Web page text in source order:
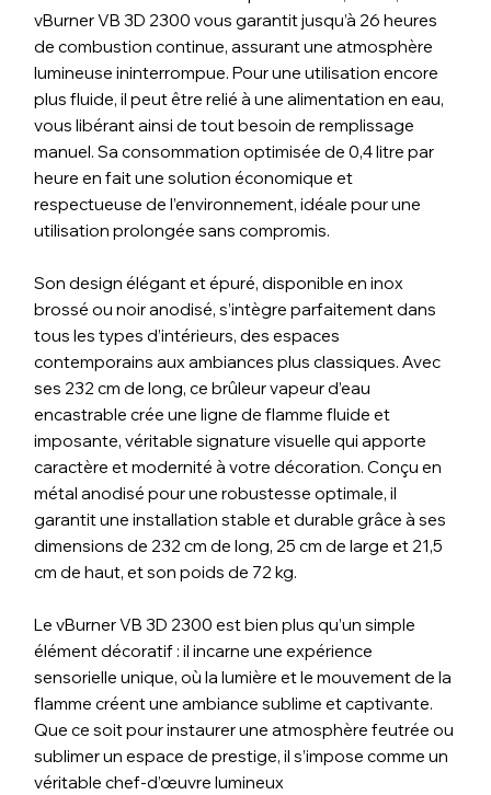
vBurner VB 3D 2300 vous garantit jusqu’à 26 heures
de combustion continue, assurant une atmosphère
lumineuse ininterrompue. Pour une utilisation encore
plus fluide, il peut être relié à une alimentation en eau,
vous libérant ainsi de tout besoin de remplissage
manuel. Sa consommation optimisée de 0,4 litre par
heure en fait une solution économique et
respectueuse de l’environnement, idéale pour une
utilisation prolongée sans compromis.
Son design élégant et épuré, disponible en inox
brossé ou noir anodisé, s’intègre parfaitement dans
tous les types d’intérieurs, des espaces
contemporains aux ambiances plus classiques. Avec
ses 232 cm de long, ce brûleur vapeur d’eau
encastrable crée une ligne de flamme fluide et
imposante, véritable signature visuelle qui apporte
caractère et modernité à votre décoration. Conçu en
métal anodisé pour une robustesse optimale, il
garantit une installation stable et durable grâce à ses
dimensions de 232 cm de long, 25 cm de large et 21,5
cm de haut, et son poids de 72 kg.
Le vBurner VB 3D 2300 est bien plus qu’un simple
élément décoratif : il incarne une expérience
sensorielle unique, où la lumière et le mouvement de la
flamme créent une ambiance sublime et captivante.
Que ce soit pour instaurer une atmosphère feutrée ou
sublimer un espace de prestige, il s’impose comme un
véritable chef-d’œuvre lumineux